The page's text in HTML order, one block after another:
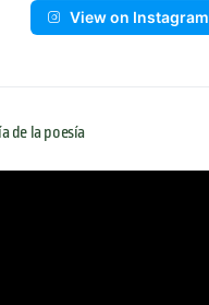
View on Instagram
de la poesía